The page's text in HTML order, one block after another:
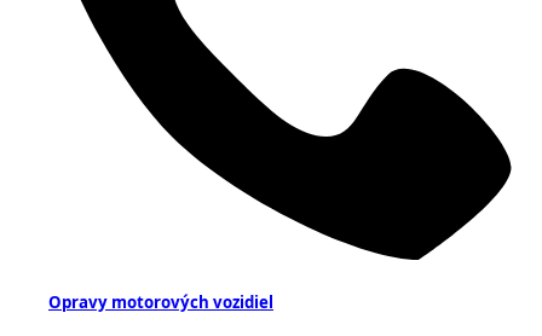
Opravy motorových vozidiel